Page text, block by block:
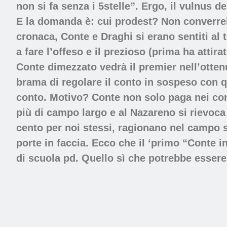
non si fa senza i 5stelle”. Ergo, il vulnus
E la domanda è: cui prodest? Non
cronaca, Conte e Draghi si erano sentiti
a fare l’offeso e il prezioso (prima ha
Conte dimezzato vedrà il premier
brama di regolare il conto in sospeso con
conto. Motivo? Conte non solo paga nei
più di campo largo e al Nazareno si
cento per noi stessi, ragionano nel
porte in faccia. Ecco che il ‘primo “Conte
di scuola pd. Quello sì che potrebbe